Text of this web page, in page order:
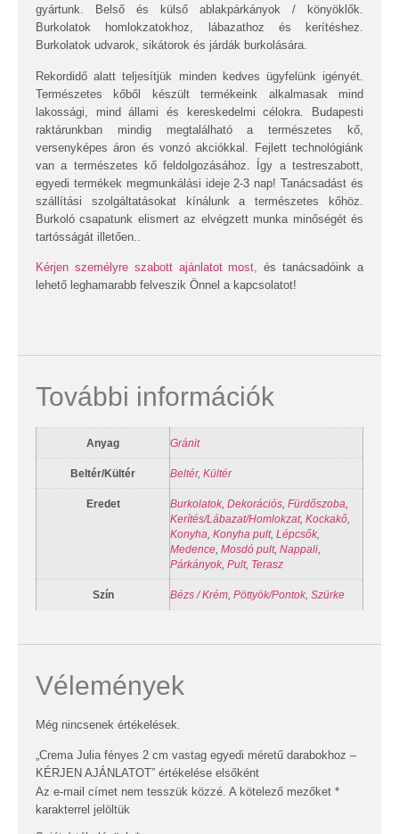
gyártunk. Belső és külső ablakpárkányok / könyöklők.
Burkolatok homlokzatokhoz, lábazathoz és kerítéshez.
Burkolatok udvarok, sikátorok és járdák burkolására.
Rekordidő alatt teljesítjük minden kedves ügyfelünk igényét.
Természetes kőből készült termékeink alkalmasak mind
lakossági, mind állami és kereskedelmi célokra. Budapesti
raktárunkban mindig megtalálható a természetes kő,
versenyképes áron és vonzó akciókkal. Fejlett technológiánk
van a természetes kő feldolgozásához. Így a testreszabott,
egyedi termékek megmunkálási ideje 2-3 nap! Tanácsadást és
szállítási szolgáltatásokat kínálunk a természetes kőhöz.
Burkoló csapatunk elismert az elvégzett munka minőségét és
tartósságát illetően..
Kérjen személyre szabott ajánlatot most,
és tanácsadóink a
lehető leghamarabb felveszik Önnel a kapcsolatot!
További információk
Anyag Gránit
Beltér/Kültér Beltér, Kültér
Eredet Burkolatok Dekorációs Fürdőszoba
Kerítés/Lábazat/Homlokzat, Kockakő
Konyha Konyha pult, Lépcsők
Medence Mosdó pult, Nappali
Párkányok Pult, Terasz
Szín Bézs / Krém Pöttyök/Pontok Szürke
Vélemények
Még nincsenek értékelések.
„Crema Julia fényes 2 cm vastag egyedi méretű darabokhoz –
KÉRJEN AJÁNLATOT” értékelése elsőként
Az e-mail címet nem tesszük közzé. A kötelező mezőket *
karakterrel jelöltük